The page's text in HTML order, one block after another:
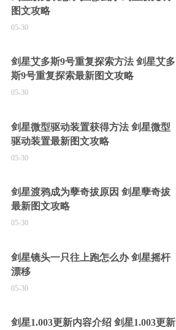
图文攻略
05-30
剑星艾多斯9号重复探索方法 剑星艾多
斯9号重复探索最新图文攻略
05-30
剑星微型驱动装置获得方法 剑星微型
驱动装置最新图文攻略
05-30
剑星渡鸦成为孽奇拔原因 剑星孽奇拔
最新图文攻略
05-30
剑星镜头一只往上跑怎么办 剑星摇杆
漂移
05-30
剑星1.003更新内容介绍 剑星1.003更新